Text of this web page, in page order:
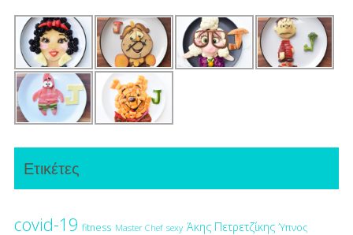
Ετικέτες
covid-19 fitness Master Chef sexy Άκης Πετρετζίκης Ύπνος